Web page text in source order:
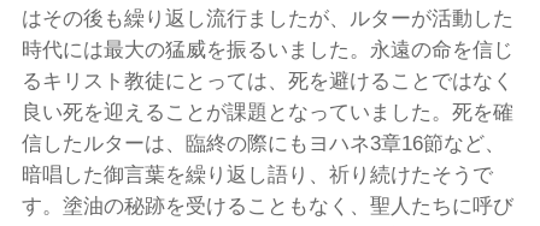
はその後も繰り返し流行ましたが、ルターが活動した
時代には最大の猛威を振るいました。永遠の命を信じ
るキリスト教徒にとっては、死を避けることではなく
良い死を迎えることが課題となっていました。死を確
信したルターは、臨終の際にもヨハネ3章16節など、
暗唱した御言葉を繰り返し語り、祈り続けたそうで
す。塗油の秘跡を受けることもなく、聖人たちに呼び